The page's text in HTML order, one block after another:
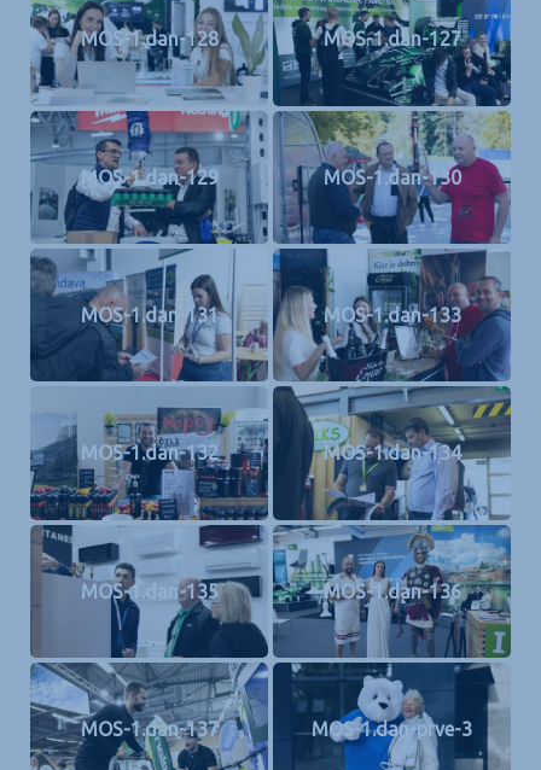
MOS-1.dan-128 MOS-1.dan-127
MOS-1.dan-129 MOS-1.dan-130
MOS-1.dan-131 MOS-1.dan-133
MOS-1.dan-132 MOS-1.dan-134
MOS-1.dan-135 MOS-1.dan-136
MOS-1.dan-137 MOS-1.dan-prve-3